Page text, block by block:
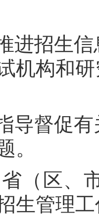
进招生
机构和
导督促
。
（区、
生管理